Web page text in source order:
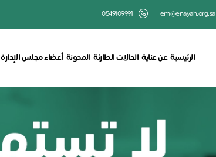
em@enayah.org.sa
0549109991
الرئيسية عن عناية الحالات الطارئة المدونة أعضاء مجلس الإدارة